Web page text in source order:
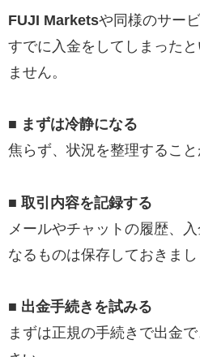
FUJI Marketsや同様のサー
すでに入金をしてしまった
ません。
■ まずは冷静になる
焦らず、状況を整理すること
■ 取引内容を記録する
メールやチャットの履歴、
なるものは保存しておきまし
■ 出金手続きを試みる
まずは正規の手続きで出金